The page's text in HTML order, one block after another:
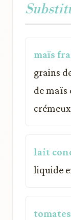
maïs
grains
de maïs
crémeux
lait
liquide